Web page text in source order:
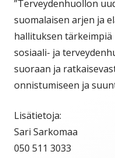
”Terveydenhuollon
suomalaisen arjen ja
hallituksen tärkeimpiä
sosiaali- ja
suoraan ja
onnistumiseen ja
Lisätietoja:
Sari Sarkomaa
050 511 3033